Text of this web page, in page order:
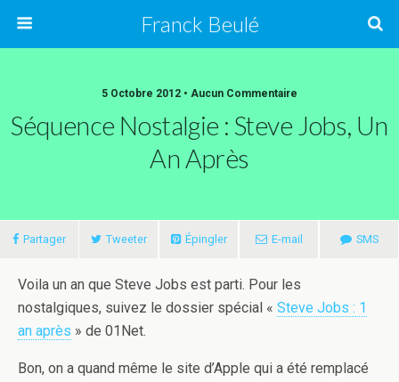
Franck Beulé
5 Octobre 2012 • Aucun Commentaire
Séquence Nostalgie : Steve Jobs, Un
An Après
Partager Tweeter Épingler E-mail SMS
Voila un an que Steve Jobs est parti. Pour les
nostalgiques, suivez le dossier spécial « Steve Jobs : 1
an après » de 01Net.
Bon, on a quand même le site d’Apple qui a été remplacé